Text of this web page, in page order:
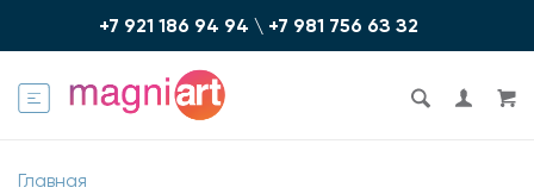
+7 921 186 94 94 \ +7 981 756 6З З2
Главная